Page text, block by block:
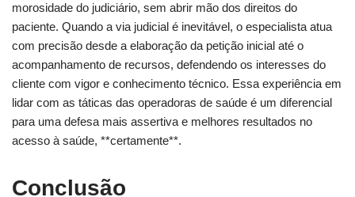
morosidade do judiciário, sem abrir mão dos direitos do
paciente. Quando a via judicial é inevitável, o especialista atua
com precisão desde a elaboração da petição inicial até o
acompanhamento de recursos, defendendo os interesses do
cliente com vigor e conhecimento técnico. Essa experiência em
lidar com as táticas das operadoras de saúde é um diferencial
para uma defesa mais assertiva e melhores resultados no
acesso à saúde, **certamente**.
Conclusão